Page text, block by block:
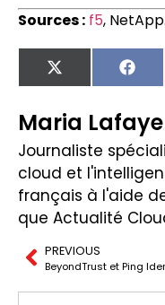
Sources : f5, NetApp.
X
(Twitter)
Maria Lafaye
Journaliste
cloud et
français à l'aide
que Actualité
PREVIOUS